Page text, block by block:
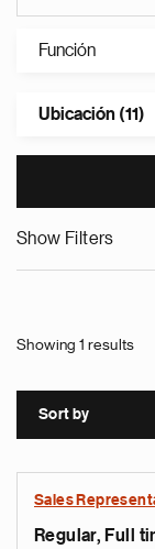
Función
Ubicación (11)
Show Filters
Showing 1 results
Sort by
Sales
Regular, Full